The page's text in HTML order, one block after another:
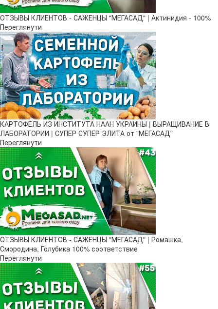
ОТЗЫВЫ КЛИЕНТОВ - САЖЕНЦЫ "МЕГАСАД" | Актинидия - 100%
Переглянути
КАРТОФЕЛЬ ИЗ ИНСТИТУТА НААН УКРАИНЫ | ВЫРАЩИВАНИЕ В
ЛАБОРАТОРИИ | СУПЕР СУПЕР ЭЛИТА от "МЕГАСАД"
Переглянути
ОТЗЫВЫ КЛИЕНТОВ - САЖЕНЦЫ "МЕГАСАД" | Ромашка,
Смородина, Голубика 100% соответствие
Переглянути